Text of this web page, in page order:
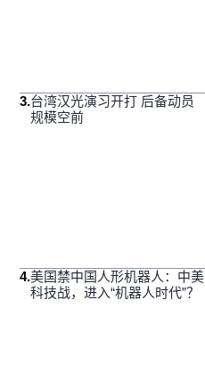
3.台湾汉光演习开打 后备动员
规模空前
4.美国禁中国人形机器人：中美
科技战，进入“机器人时代”？